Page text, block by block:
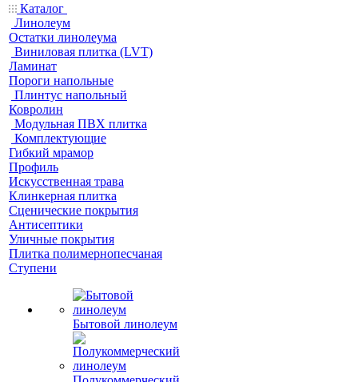
Каталог
Линолеум
Остатки линолеума
Виниловая плитка (LVT)
Ламинат
Пороги напольные
Плинтус напольный
Ковролин
Модульная ПВХ плитка
Комплектующие
Гибкий мрамор
Профиль
Искусственная трава
Клинкерная плитка
Сценические покрытия
Антисептики
Уличные покрытия
Плитка полимернопесчаная
Ступени
Бытовой линолеум